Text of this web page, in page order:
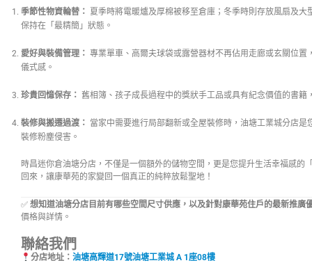
季節性物資輪替： 夏季時將電暖爐及厚棉被移至倉庫；冬季時則存放風扇及大
保持在「最精簡」狀態。
愛好與裝備管理： 專業單車、高爾夫球袋或露營器材不再佔用走廊或玄關位置
儀式感。
珍貴回憶保存： 舊相簿、孩子成長過程中的獎狀手工品或具有紀念價值的書籍
裝修與搬遷過渡： 當家中需要進行局部翻新或全屋裝修時，油塘工業城分店是
裝修粉塵侵害。
時昌迷你倉油塘分店，不僅是一個額外的儲物空間，更是您提升生活幸福感的
回來，讓康華苑的家變回一個真正的純粹放鬆聖地！
✅ 想知道油塘分店目前有哪些空間尺寸供應，以及針對康華苑住戶的最新推廣
價格與詳情。
聯絡我們
分店地址： 油塘高輝道17號油塘工業城 A 1座08樓